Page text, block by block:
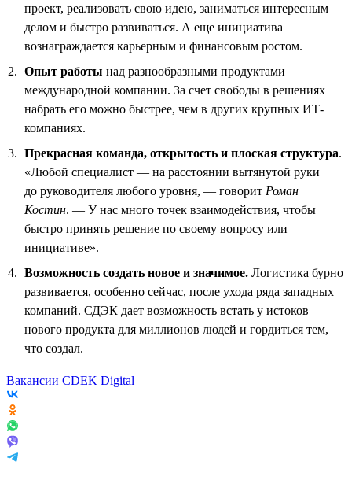
проект, реализовать свою идею, заниматься интересным
делом и быстро развиваться. А еще инициатива
вознаграждается карьерным и финансовым ростом.
Опыт работы над разнообразными продуктами
международной компании. За счет свободы в решениях
набрать его можно быстрее, чем в других крупных ИТ-
компаниях.
Прекрасная команда, открытость и плоская структура.
«Любой специалист — на расстоянии вытянутой руки
до руководителя любого уровня, — говорит Роман
Костин. — У нас много точек взаимодействия, чтобы
быстро принять решение по своему вопросу или
инициативе».
Возможность создать новое и значимое. Логистика бурно
развивается, особенно сейчас, после ухода ряда западных
компаний. СДЭК дает возможность встать у истоков
нового продукта для миллионов людей и гордиться тем,
что создал.
Вакансии CDEK Digital